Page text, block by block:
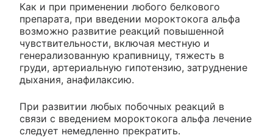
Как и при применении любого белкового
препарата, при введении мороктокога альфа
возможно развитие реакций повышенной
чувствительности, включая местную и
генерализованную крапивницу, тяжесть в
груди, артериальную гипотензию, затруднение
дыхания, анафилаксию.
При развитии любых побочных реакций в
связи с введением мороктокога альфа лечение
следует немедленно прекратить.